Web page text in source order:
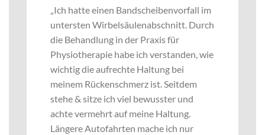
„Ich hatte einen Bandscheibenvorfall im
untersten Wirbelsäulenabschnitt. Durch
die Behandlung in der Praxis für
Physiotherapie habe ich verstanden, wie
wichtig die aufrechte Haltung bei
meinem Rückenschmerz ist. Seitdem
stehe & sitze ich viel bewusster und
achte vermehrt auf meine Haltung.
Längere Autofahrten mache ich nur